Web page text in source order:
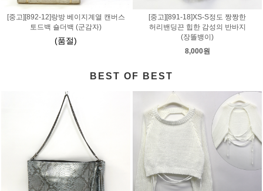
[중고][892-12]랑방 베이지계열 캔버스
토드백 숄더백 (군감자)
(품절)
[중고][891-18]XS-S정도 짱짱한
허리밴딩끈 힙한 감성의 반바지
(장똘뱅이)
8,000원
BEST OF BEST